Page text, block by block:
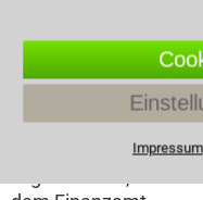
missachtet.
Eine
Steuerhinterziehung
Impressum